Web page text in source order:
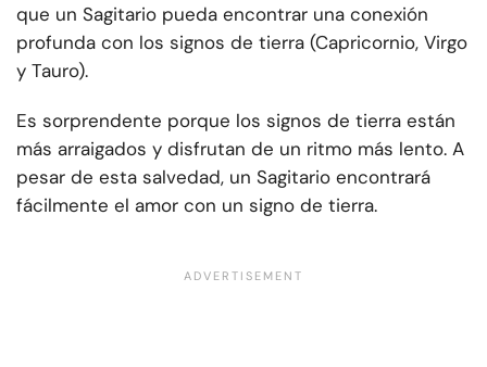
que un Sagitario pueda encontrar una conexión
profunda con los signos de tierra (Capricornio, Virgo
y Tauro).
Es sorprendente porque los signos de tierra están
más arraigados y disfrutan de un ritmo más lento. A
pesar de esta salvedad, un Sagitario encontrará
fácilmente el amor con un signo de tierra.